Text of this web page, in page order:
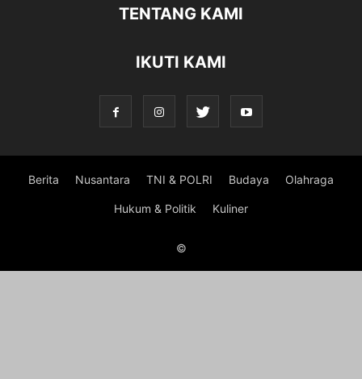
TENTANG KAMI
IKUTI KAMI
Berita Nusantara TNI & POLRI Budaya Olahraga
Hukum & Politik Kuliner
©